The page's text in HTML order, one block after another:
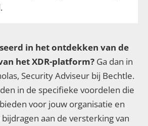
in het ontdekken van de
het XDR-platform? Ga dan in
Security Adviseur bij Bechtle.
in de specifieke voordelen die
voor jouw organisatie en
aan de versterking van